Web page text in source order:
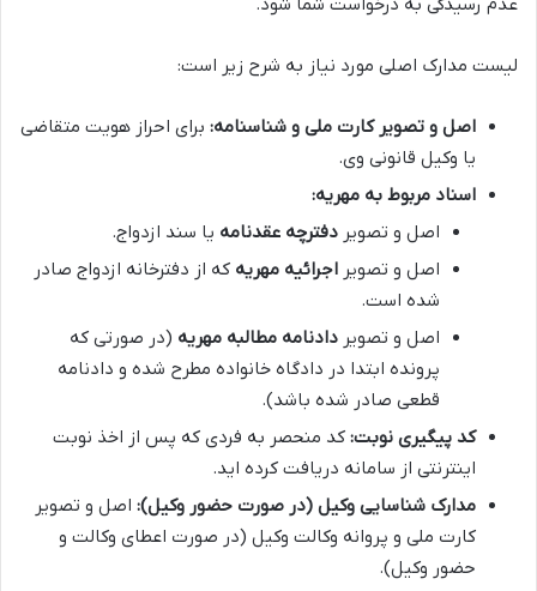
لیست مدارک اصلی مورد نیاز به شرح زیر است:
اصل و تصویر کارت ملی و شناسنامه: برای احراز هویت متقاضی
یا وکیل قانونی وی.
اسناد مربوط به مهریه:
اصل و تصویر دفترچه عقدنامه یا سند ازدواج.
اصل و تصویر اجرائیه مهریه که از دفترخانه ازدواج صادر
شده است.
اصل و تصویر دادنامه مطالبه مهریه (در صورتی که
پرونده ابتدا در دادگاه خانواده مطرح شده و دادنامه
قطعی صادر شده باشد).
کد پیگیری نوبت: کد منحصر به فردی که پس از اخذ نوبت
اینترنتی از سامانه دریافت کرده اید.
مدارک شناسایی وکیل (در صورت حضور وکیل): اصل و تصویر
کارت ملی و پروانه وکالت وکیل (در صورت اعطای وکالت و
حضور وکیل).